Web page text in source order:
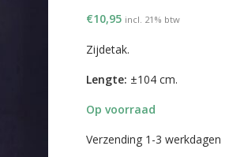
€10,95 incl. 21% btw
Zijdetak.
Lengte: ±104 cm.
Op voorraad
Verzending 1-3 werkdagen